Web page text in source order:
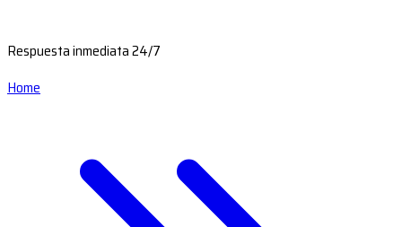
Respuesta inmediata 24/7
Home